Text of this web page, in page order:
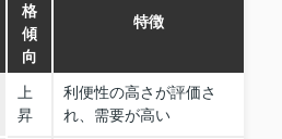
格
傾
向
特徴
上
昇
利便性の高さが評価さ
れ、需要が高い